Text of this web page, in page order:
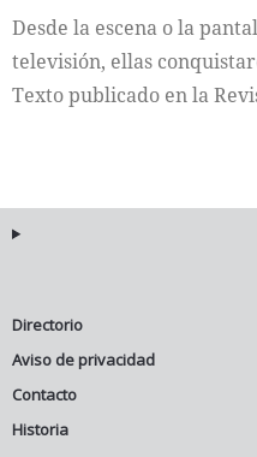
Cultura
Desde la escena o la
televisión, ellas
Texto publicado en la
Directorio
Aviso de privacidad
Contacto
Historia